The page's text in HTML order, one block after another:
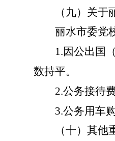
（九）关于
丽水市委党
1.因公出国
数持平。
2.公务接待费
3.公务用车
（十）其他